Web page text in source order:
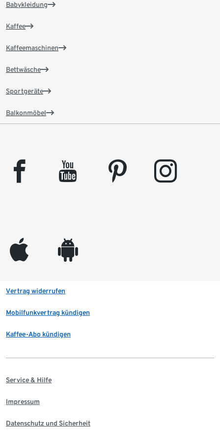
Babykleidung
Kaffee
Kaffeemaschinen
Bettwäsche
Sportgeräte
Balkonmöbel
facebook youtube pinterest instagram
appleinc android
Vertrag widerrufen
Mobilfunkvertrag kündigen
Kaffee-Abo kündigen
Service & Hilfe
Impressum
Datenschutz und Sicherheit